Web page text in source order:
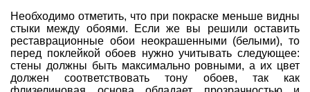
Необходимо отметить, что при покраске меньше видны
стыки между обоями. Если же вы решили оставить
реставрационные обои неокрашенными (белыми), то
перед поклейкой обоев нужно учитывать следующее:
стены должны быть максимально ровными, а их цвет
должен соответствовать тону обоев, так как